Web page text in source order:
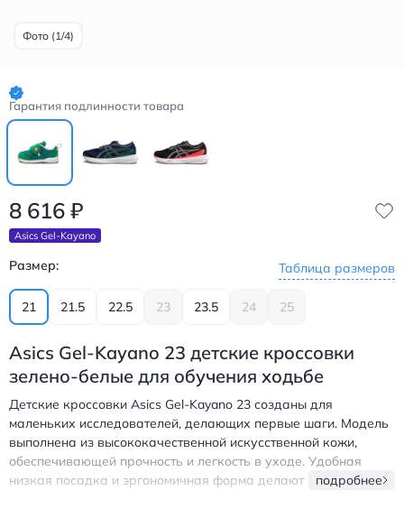
Фото (1/4)
Гарантия подлинности товара
8 616 ₽
Asics Gel-Kayano
Размер: Таблица размеров
21 21.5 22.5 23 23.5 24 25
Asics Gel-Kayano 23 детские кроссовки
зелено-белые для обучения ходьбе
Детские кроссовки Asics Gel-Kayano 23 созданы для
маленьких исследователей, делающих первые шаги. Модель
выполнена из высококачественной искусственной кожи,
обеспечивающей прочность и легкость в уходе. Удобная
низкая посадка и эргономичная форма делают обувьподробнее